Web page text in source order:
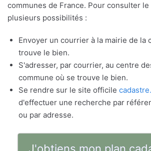
communes de France. Pour consulter
plusieurs possibilités :
Envoyer un courrier à la mairie de la
trouve le bien.
S'adresser, par courrier, au centre
commune où se trouve le bien.
Se rendre sur le site officile
d'effectuer une recherche par
ou par adresse.